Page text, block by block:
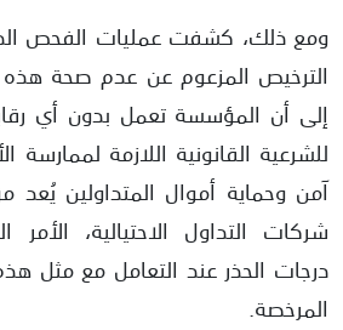
ومع ذلك، كشفت عمليات الفحص
الترخيص المزعوم عن عدم صحة هذه
إلى أن المؤسسة تعمل بدون أي
للشرعية القانونية اللازمة
آمن وحماية أموال المتداولين يُعد
شركات التداول الاحتيالية،
درجات الحذر عند التعامل مع مثل هذه
المرخصة.